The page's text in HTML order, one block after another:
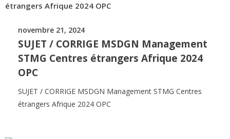
novembre 21, 2024
SUJET / CORRIGE MSDGN Management
STMG Centres étrangers Afrique 2024
OPC
SUJET / CORRIGE MSDGN Management STMG Centres
étrangers Afrique 2024 OPC